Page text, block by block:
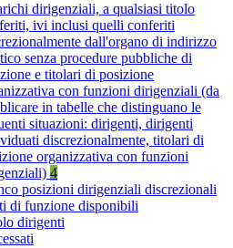
dirigenziali, a qualsiasi titolo
ivi inclusi quelli conferiti
dall'organo di indirizzo
senza procedure pubbliche di
e titolari di posizione
con funzioni dirigenziali (da
in tabelle che distinguano le
situazioni: dirigenti, dirigenti
discrezionalmente, titolari di
organizzativa con funzioni
4
posizioni dirigenziali discrezionali
di funzione disponibili
dirigenti